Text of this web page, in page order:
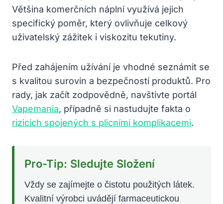
Většina komerčních náplní využívá jejich
specifický poměr, který ovlivňuje celkový
uživatelský zážitek i viskozitu tekutiny.
Před zahájením užívání je vhodné seznámit se
s kvalitou surovin a bezpečností produktů. Pro
rady, jak začít zodpovědně, navštivte portál
Vapemania, případně si nastudujte fakta o
rizicích spojených s plicními komplikacemi.
Pro-Tip: Sledujte Složení
Vždy se zajímejte o čistotu použitých látek.
Kvalitní výrobci uvádějí farmaceutickou